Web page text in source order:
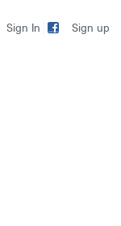
Sign In Sign up